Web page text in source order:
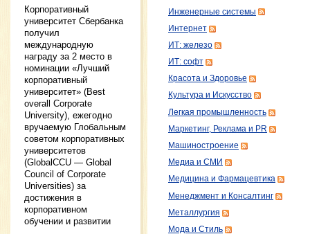
Корпоративный
университет Сбербанка
получил
международную
награду за 2 место в
номинации «Лучший
корпоративный
университет» (Best
overall Corporate
University), ежегодно
вручаемую Глобальным
советом корпоративных
университетов
(GlobalCCU — Global
Council of Corporate
Universities) за
достижения в
корпоративном
обучении и развитии
Инженерные системы
Интернет
ИТ: железо
ИТ: софт
Красота и Здоровье
Культура и Искусство
Легкая промышленность
Маркетинг, Реклама и PR
Машиностроение
Медиа и СМИ
Медицина и Фармацевтика
Менеджмент и Консалтинг
Металлургия
Мода и Стиль